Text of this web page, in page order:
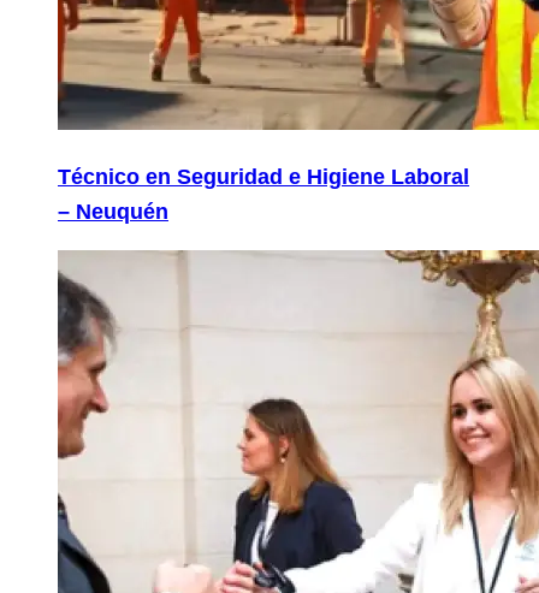
Técnico en Seguridad e Higiene Laboral
– Neuquén